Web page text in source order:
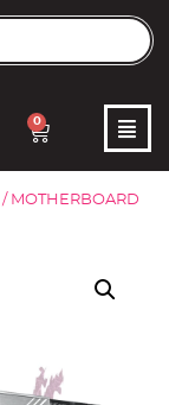
0
/ MOTHERBOARD